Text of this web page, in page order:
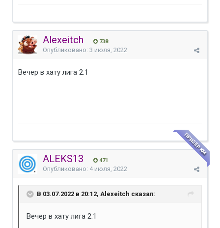
Alexeitch 738
Опубликовано: 3 июля, 2022
Вечер в хату лига 2.1
ALEKS13 471
ПРИЗЕР КМ
Опубликовано: 4 июля, 2022
В 03.07.2022 в 20:12, Alexeitch сказал:
Вечер в хату лига 2.1